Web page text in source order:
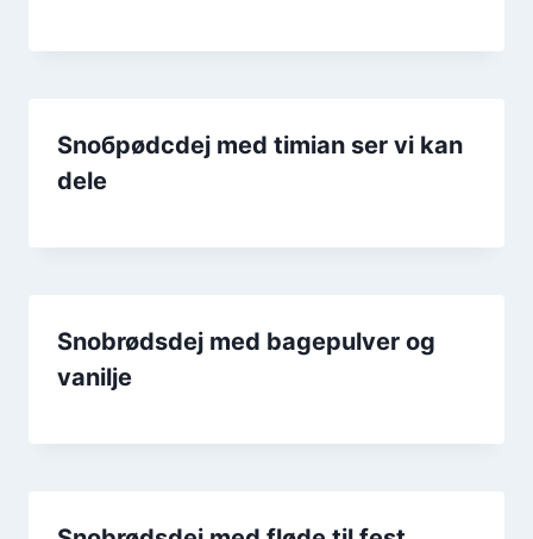
Snобрødсdeј mеd tіmіаn sеr vi kan
dеlе
Snobrødsdej med bagepulver og
vanilje